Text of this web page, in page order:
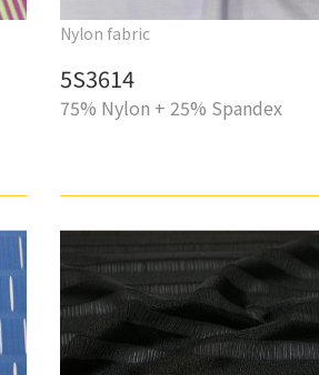
Nylon fabric
5S3614
75% Nylon + 25% Spandex